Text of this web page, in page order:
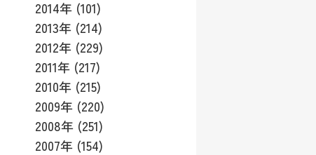
2014年 (101)
2013年 (214)
2012年 (229)
2011年 (217)
2010年 (215)
2009年 (220)
2008年 (251)
2007年 (154)